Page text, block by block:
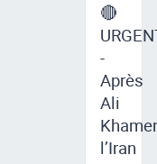
🔴
-
Après
Ali
l’Iran